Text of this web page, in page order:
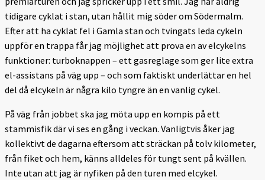
tidigare cyklat i stan, utan hållit mig söder om Södermalm.
Efter att ha cyklat fel i Gamla stan och tvingats leda cykeln
uppför en trappa får jag möjlighet att prova en av elcykelns
funktioner: turboknappen – ett gasreglage som ger lite extra
el-assistans på väg upp – och som faktiskt underlättar en hel
del då elcykeln är några kilo tyngre än en vanlig cykel.
På väg från jobbet ska jag möta upp en kompis på ett
stammisfik där vi ses en gång i veckan. Vanligtvis åker jag
kollektivt de dagarna eftersom att sträckan på tolv kilometer,
från fiket och hem, känns alldeles för tungt sent på kvällen.
Inte utan att jag är nyfiken på den turen med elcykel.